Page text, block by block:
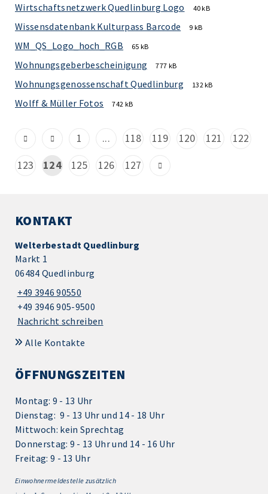
Wirtschaftsnetzwerk Quedlinburg Logo 40 kB
Wissensdatenbank Kulturpass Barcode 9 kB
WM_QS_Logo_hoch_RGB 65 kB
Wohnungsgeberbescheinigung 777 kB
Wohnungsgenossenschaft Quedlinburg 132 kB
Wolff & Müller Fotos 742 kB
1 ... 118 119 120 121
122
123
124 125 126 127
KONTAKT
Welterbestadt Quedlinburg
Markt 1
06484 Quedlinburg
+49 3946 90550
+49 3946 905-9500
Nachricht schreiben
Alle Kontakte
ÖFFNUNGSZEITEN
Montag: 9 - 13 Uhr
Dienstag: 9 - 13 Uhr und 14 - 18 Uhr
Mittwoch: kein Sprechtag
Donnerstag: 9 - 13 Uhr und 14 - 16 Uhr
Freitag: 9 - 13 Uhr
Einwohnermeldestelle zusätzlich